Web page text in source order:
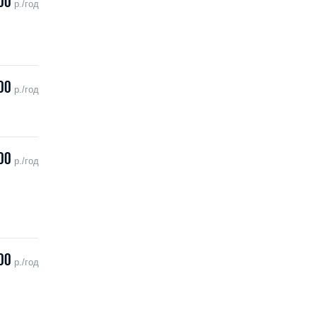
р./год
р./год
р./год
р./год